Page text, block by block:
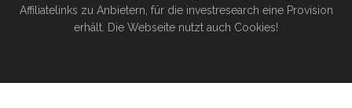
Affiliatelinks zu Anbietern, für die investresearch eine Provision
erhält. Die Webseite nutzt auch Cookies!